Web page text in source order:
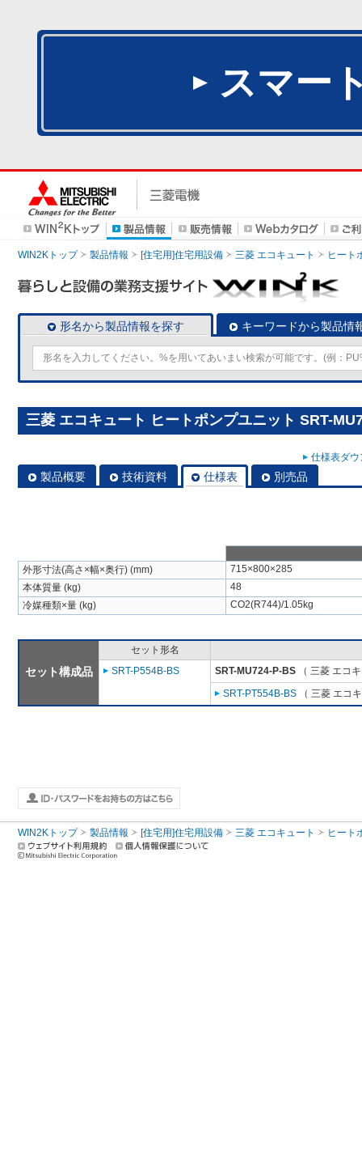
スマー
WIN2Kトップ 製品情報 [住宅用]住宅用設備 三菱 エコキュート ヒート
形名から製品情報を探す キーワードから製品情
三菱 エコキュート ヒートポンプユニット SRT-
仕様表ダ
製品概要 技術資料 仕様表 別売品
外形寸法(高さ×幅×奥行) (mm)
715×800×285
本体質量 (kg)
48
冷媒種類×量 (kg)
CO2(R744)/1.05kg
セット構成品
セット形名
SRT-P554B-BS
SRT-MU724-P-BS （ 三菱 エコ
SRT-PT554B-BS （ 三菱 エコ
WIN2Kトップ 製品情報 [住宅用]住宅用設備 三菱 エコキュート ヒート